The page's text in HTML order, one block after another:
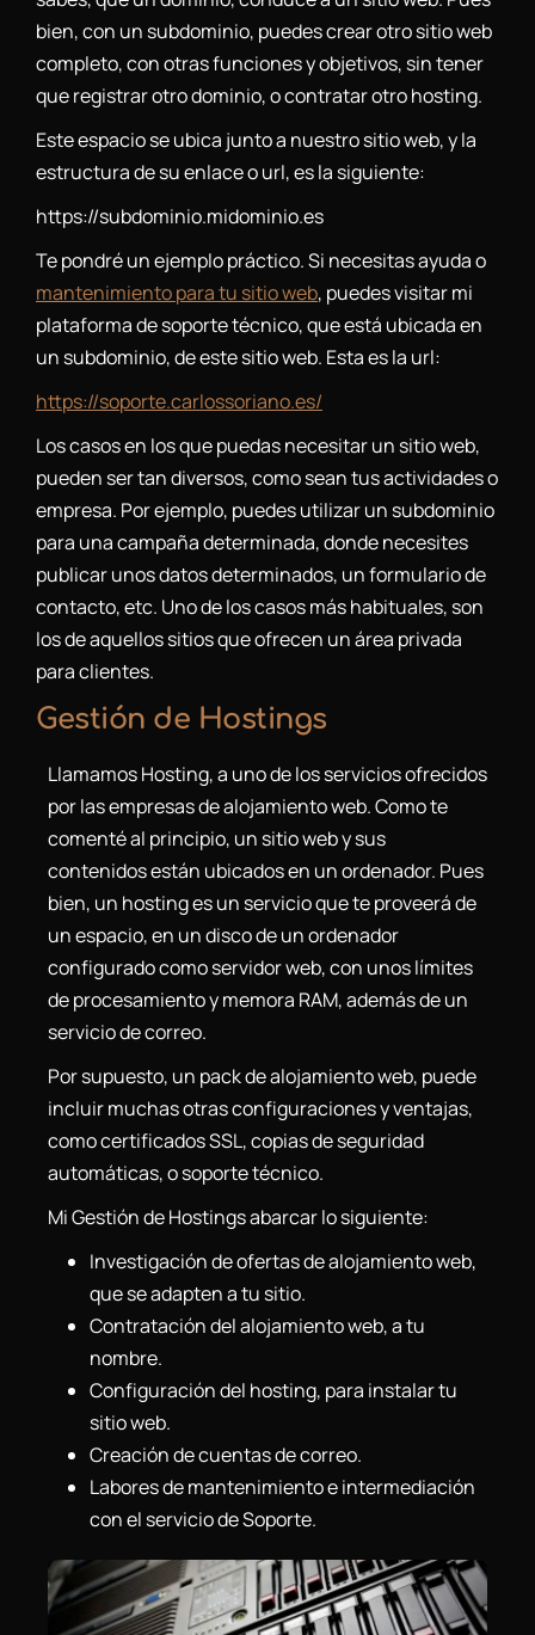
bien, con un subdominio, puedes crear otro sitio web
completo, con otras funciones y objetivos, sin tener
que registrar otro dominio, o contratar otro hosting.
Este espacio se ubica junto a nuestro sitio web, y la
estructura de su enlace o url, es la siguiente:
https://subdominio.midominio.es
Te pondré un ejemplo práctico. Si necesitas ayuda o
mantenimiento para tu sitio web, puedes visitar mi
plataforma de soporte técnico, que está ubicada en
un subdominio, de este sitio web. Esta es la url:
https://soporte.carlossoriano.es/
Los casos en los que puedas necesitar un sitio web,
pueden ser tan diversos, como sean tus actividades o
empresa. Por ejemplo, puedes utilizar un subdominio
para una campaña determinada, donde necesites
publicar unos datos determinados, un formulario de
contacto, etc. Uno de los casos más habituales, son
los de aquellos sitios que ofrecen un área privada
para clientes.
Gestión de Hostings
Llamamos Hosting, a uno de los servicios ofrecidos
por las empresas de alojamiento web. Como te
comenté al principio, un sitio web y sus
contenidos están ubicados en un ordenador. Pues
bien, un hosting es un servicio que te proveerá de
un espacio, en un disco de un ordenador
configurado como servidor web, con unos límites
de procesamiento y memora RAM, además de un
servicio de correo.
Por supuesto, un pack de alojamiento web, puede
incluir muchas otras configuraciones y ventajas,
como certificados SSL, copias de seguridad
automáticas, o soporte técnico.
Mi Gestión de Hostings abarcar lo siguiente:
Investigación de ofertas de alojamiento web,
que se adapten a tu sitio.
Contratación del alojamiento web, a tu
nombre.
Configuración del hosting, para instalar tu
sitio web.
Creación de cuentas de correo.
Labores de mantenimiento e intermediación
con el servicio de Soporte.